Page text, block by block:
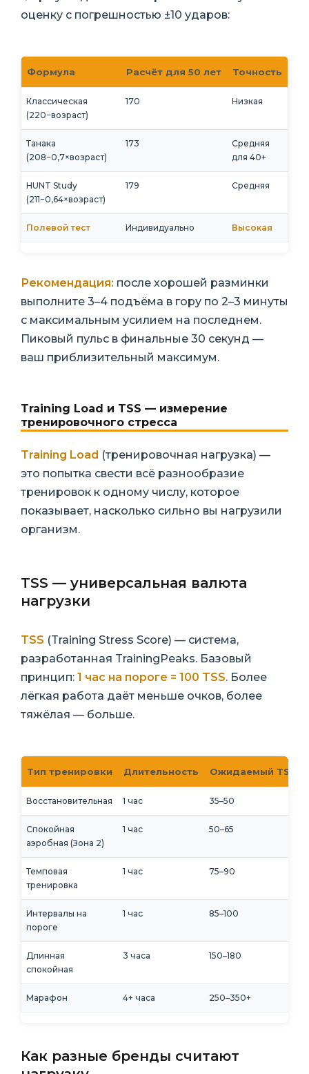
оценку с погрешностью ±10 ударов:
Формула Расчёт для 50 лет Точность
Классическая
(220−возраст)
170 Низкая
Танака
(208−0,7×возраст)
173
Средняя
для 40+
HUNT Study
(211−0,64×возраст)
179 Средняя
Полевой тест Индивидуально Высокая
Рекомендация: после хорошей разминки
выполните 3–4 подъёма в гору по 2–3 минуты
с максимальным усилием на последнем.
Пиковый пульс в финальные 30 секунд —
ваш приблизительный максимум.
Training Load и TSS — измерение
тренировочного стресса
Training Load (тренировочная нагрузка) —
это попытка свести всё разнообразие
тренировок к одному числу, которое
показывает, насколько сильно вы нагрузили
организм.
TSS — универсальная валюта
нагрузки
TSS (Training Stress Score) — система,
разработанная TrainingPeaks. Базовый
принцип: 1 час на пороге = 100 TSS. Более
лёгкая работа даёт меньше очков, более
тяжёлая — больше.
Тип тренировки Длительность Ожидаемый TSS
Восстановительная 1 час 35–50
Спокойная
аэробная (Зона 2)
1 час 50–65
Темповая
тренировка
1 час 75–90
Интервалы на
пороге
1 час 85–100
Длинная
спокойная
3 часа 150–180
Марафон 4+ часа 250–350+
Как разные бренды считают